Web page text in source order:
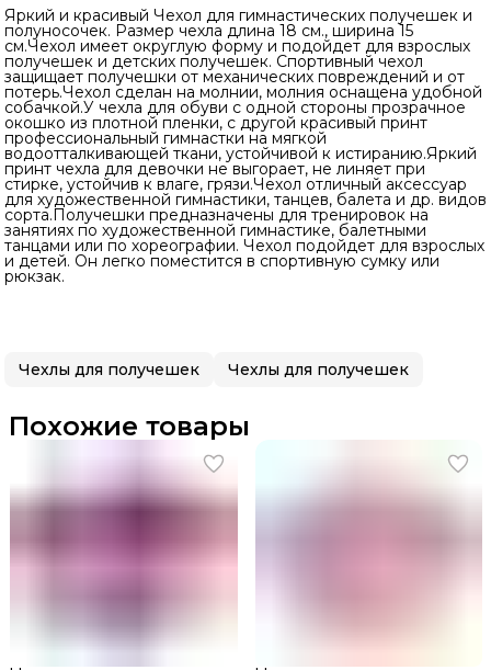
Яркий и красивый Чехол для гимнастических получешек и
полуносочек. Размер чехла длина 18 см., ширина 15
см.Чехол имеет округлую форму и подойдет для взрослых
получешек и детских получешек. Спортивный чехол
защищает получешки от механических повреждений и от
потерь.Чехол сделан на молнии, молния оснащена удобной
собачкой.У чехла для обуви с одной стороны прозрачное
окошко из плотной пленки, с другой красивый принт
профессиональный гимнастки на мягкой
водоотталкивающей ткани, устойчивой к истиранию.Яркий
принт чехла для девочки не выгорает, не линяет при
стирке, устойчив к влаге, грязи.Чехол отличный аксессуар
для художественной гимнастики, танцев, балета и др. видов
сорта.Получешки предназначены для тренировок на
занятиях по художественной гимнастике, балетными
танцами или по хореографии. Чехол подойдет для взрослых
и детей. Он легко поместится в спортивную сумку или
рюкзак.
Чехлы для получешек Чехлы для получешек
Похожие товары